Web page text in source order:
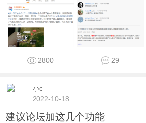
2800 29
小c
2022-10-18
建议论坛加这几个功能